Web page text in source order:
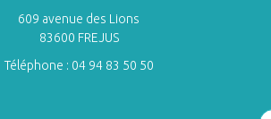
609 avenue des Lions
83600 FREJUS
Téléphone : 04 94 83 50 50